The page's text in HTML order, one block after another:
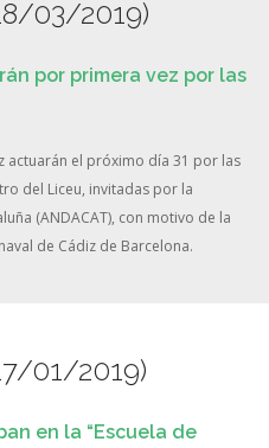
03/2019)
por primera vez por las
actuarán el próximo día 31 por las
del Liceu, invitadas por la
(ANDACAT), con motivo de la
de Cádiz de Barcelona.
01/2019)
en la “Escuela de